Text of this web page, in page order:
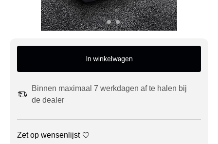
In winkelwagen
Binnen maximaal 7 werkdagen af te halen bij
de dealer
Zet op wensenlijst